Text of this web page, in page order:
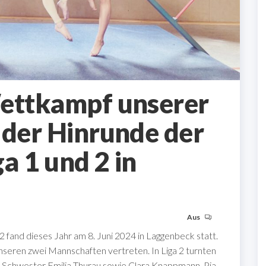
unserer
Hinrunde der
1 und 2 in
Aus
dieses Jahr am 8. Juni 2024 in Laggenbeck statt.
zwei Mannschaften vertreten. In Liga 2 turnten